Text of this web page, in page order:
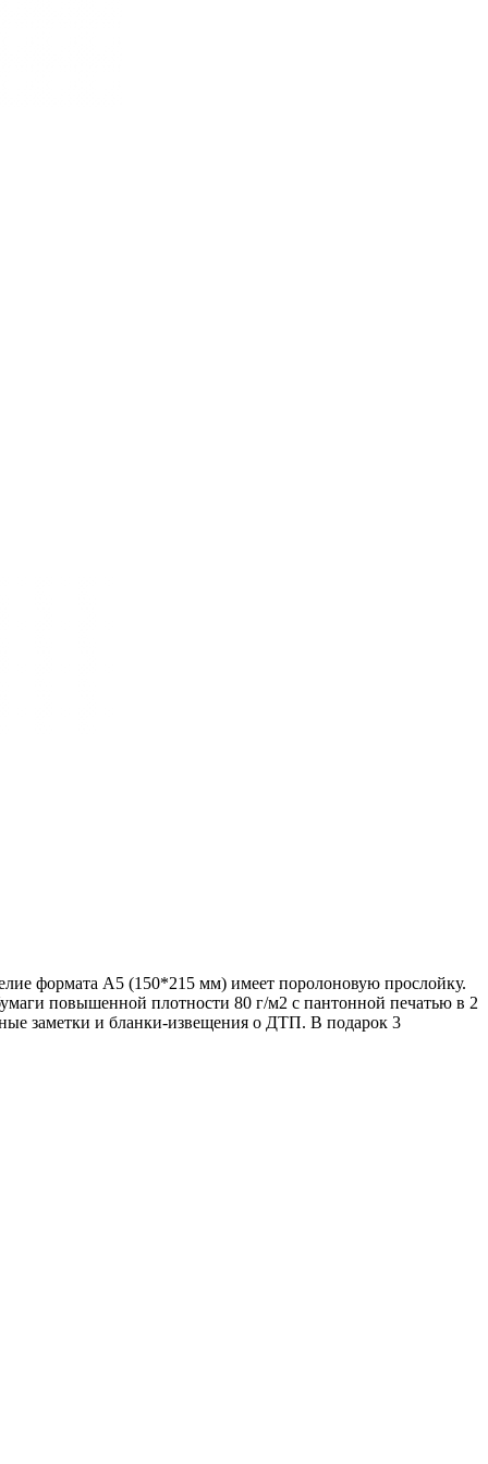
формата А5 (150*215 мм) имеет поролоновую прослойку.
повышенной плотности 80 г/м2 с пантонной печатью в 2
заметки и бланки-извещения о ДТП. В подарок 3